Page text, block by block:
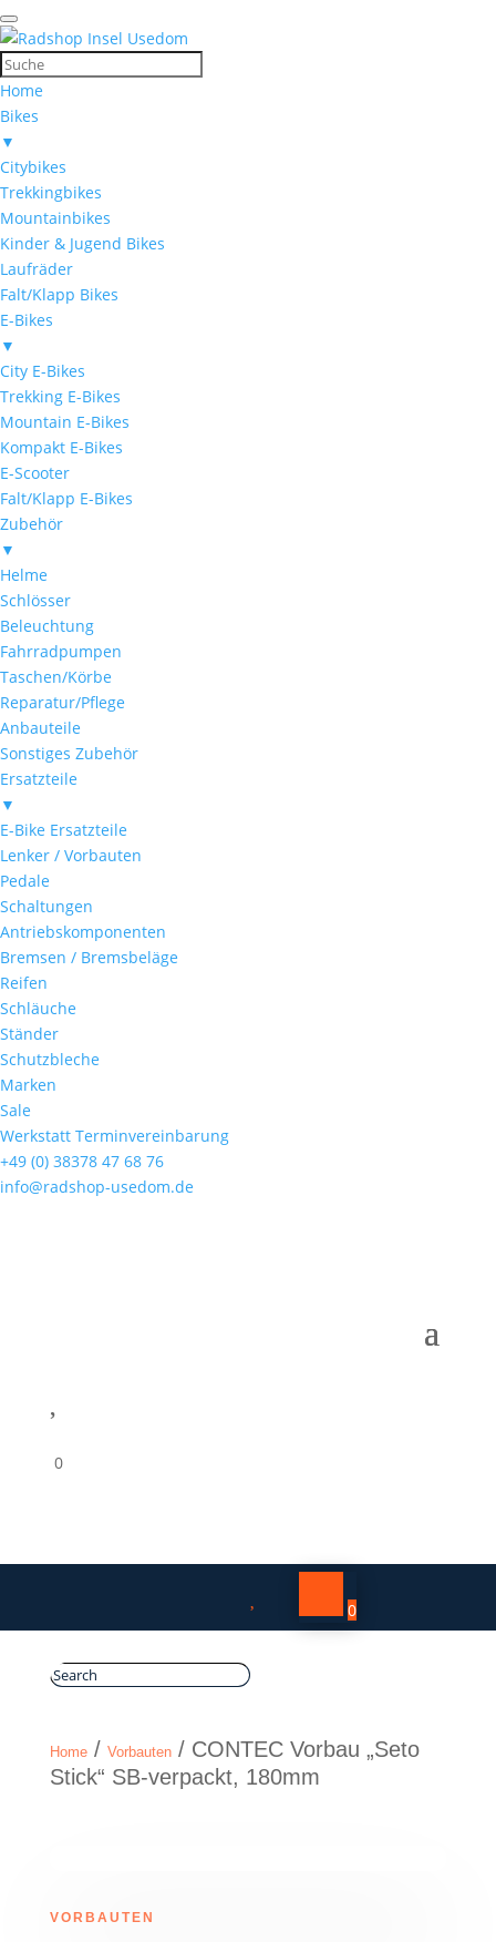
Home
Bikes
▼
Citybikes
Trekkingbikes
Mountainbikes
Kinder & Jugend Bikes
Laufräder
Falt/Klapp Bikes
E-Bikes
▼
City E-Bikes
Trekking E-Bikes
Mountain E-Bikes
Kompakt E-Bikes
E-Scooter
Falt/Klapp E-Bikes
Zubehör
▼
Helme
Schlösser
Beleuchtung
Fahrradpumpen
Taschen/Körbe
Reparatur/Pflege
Anbauteile
Sonstiges Zubehör
Ersatzteile
▼
E-Bike Ersatzteile
Lenker / Vorbauten
Pedale
Schaltungen
Antriebskomponenten
Bremsen / Bremsbeläge
Reifen
Schläuche
Ständer
Schutzbleche
Marken
Sale
Werkstatt Terminvereinbarung
+49 (0) 38378 47 68 76
info@radshop-usedom.de
0
0
Home/ Vorbauten/ CONTEC Vorbau „Seto
Stick“ SB-verpackt, 180mm
VORBAUTEN